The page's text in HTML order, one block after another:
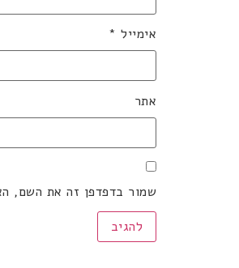
אימייל *
אתר
שמור בדפדפן זה את השם,